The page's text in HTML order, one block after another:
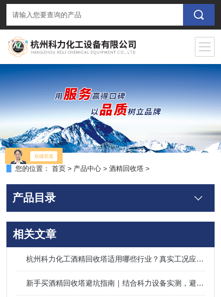
您的位置： 首页 > 产品中心 >酒精回收塔 >
产品目录
相关文章
杭州科力化工酒精回收塔适用哪些行业？真实工况应用案例
新手买酒精回收塔避坑指南｜结合科力设备实测，避开6大选购雷区省心省钱